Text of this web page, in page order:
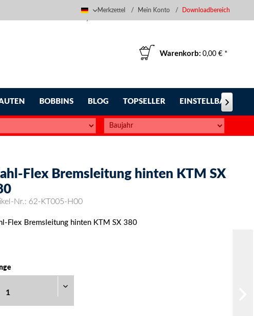
Deutsch
Merkzettel Mein Konto Downloadbereich
Warenkorb: 0,00 € *
BOBBINS BLOG TOPSELLER EINSTELLBARE

Flex Bremsleitung hinten KTM SX
Nr.: 62-KT005-H00
Flex Bremsleitung hinten KTM SX 380